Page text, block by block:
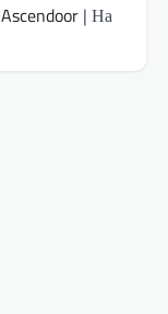
Ascendoor | На